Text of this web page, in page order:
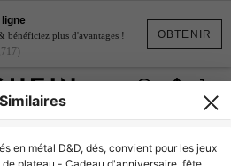
OBTENIR
bénéficiez plus d'avantages !
Similaires
en métal D&D, dés, convient pour les jeux